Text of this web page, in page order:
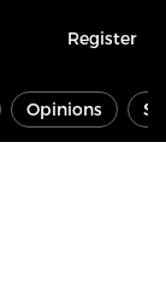
Register
Opinions